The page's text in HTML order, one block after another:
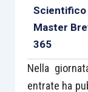
Scientifico
Master
365
Nella
entrate ha